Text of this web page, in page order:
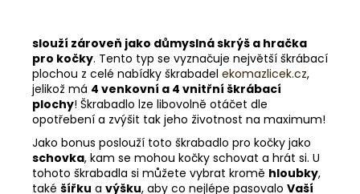
slouží zároveň jako důmyslná skrýš a hračka
pro kočky. Tento typ se vyznačuje největší škrábací
plochou z celé nabídky škrabadel ekomazlicek.cz,
jelikož má 4 venkovní a 4 vnitřní škrábací
plochy! Škrabadlo lze libovolně otáčet dle
opotřebení a zvýšit tak jeho životnost na maximum!
Jako bonus poslouží toto škrabadlo pro kočky jako
schovka, kam se mohou kočky schovat a hrát si. U
tohoto škrabadla si můžete vybrat kromě hloubky,
také šířku a výšku, aby co nejlépe pasovalo Vaší